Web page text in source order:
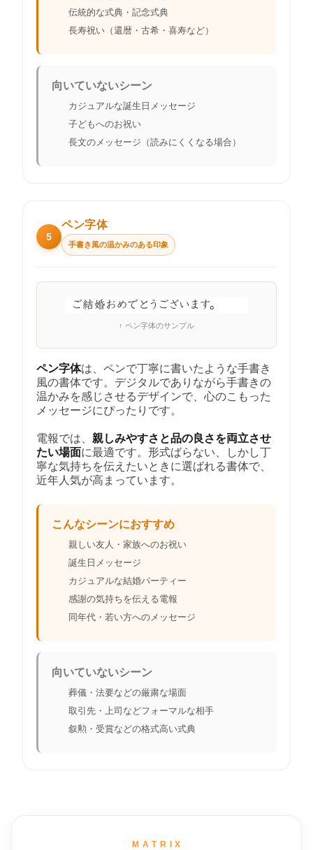
伝統的な式典・記念式典
長寿祝い（還暦・古希・喜寿など）
向いていないシーン
カジュアルな誕生日メッセージ
子どもへのお祝い
長文のメッセージ（読みにくくなる場合）
5
ペン字体
手書き風の温かみのある印象
↑ ペン字体のサンプル
ペン字体は、ペンで丁寧に書いたような手書き
風の書体です。デジタルでありながら手書きの
温かみを感じさせるデザインで、心のこもった
メッセージにぴったりです。
電報では、親しみやすさと品の良さを両立させ
たい場面に最適です。形式ばらない、しかし丁
寧な気持ちを伝えたいときに選ばれる書体で、
近年人気が高まっています。
こんなシーンにおすすめ
親しい友人・家族へのお祝い
誕生日メッセージ
カジュアルな結婚パーティー
感謝の気持ちを伝える電報
同年代・若い方へのメッセージ
向いていないシーン
葬儀・法要などの厳粛な場面
取引先・上司などフォーマルな相手
叙勲・受賞などの格式高い式典
MATRIX